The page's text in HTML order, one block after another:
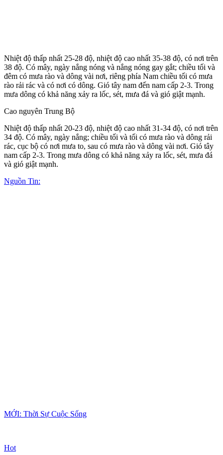
Nhiệt độ thấp nhất 25-28 độ, nhiệt độ cao nhất 35-38 độ, có nơi trên
38 độ. Có mây, ngày nắng nóng và nắng nóng gay gắt; chiều tối và
đêm có mưa rào và dông vài nơi, riêng phía Nam chiều tối có mưa
rào rải rác và có nơi có dông. Gió tây nam đến nam cấp 2-3. Trong
mưa dông có khả năng xảy ra lốc, sét, mưa đá và gió giật mạnh.
Cao nguyên Trung Bộ
Nhiệt độ thấp nhất 20-23 độ, nhiệt độ cao nhất 31-34 độ, có nơi trên
34 độ. Có mây, ngày nắng; chiều tối và tối có mưa rào và dông rải
rác, cục bộ có nơi mưa to, sau có mưa rào và dông vài nơi. Gió tây
nam cấp 2-3. Trong mưa dông có khả năng xảy ra lốc, sét, mưa đá
và gió giật mạnh.
Nguồn Tin:
MỚI: Thời Sự Cuộc Sống
Hot